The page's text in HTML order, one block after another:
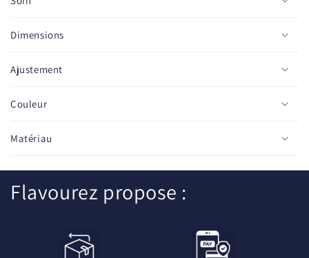
r
d
c
i
l
e
Dimensions
Ajustement
Couleur
Matériau
Flavourez propose :